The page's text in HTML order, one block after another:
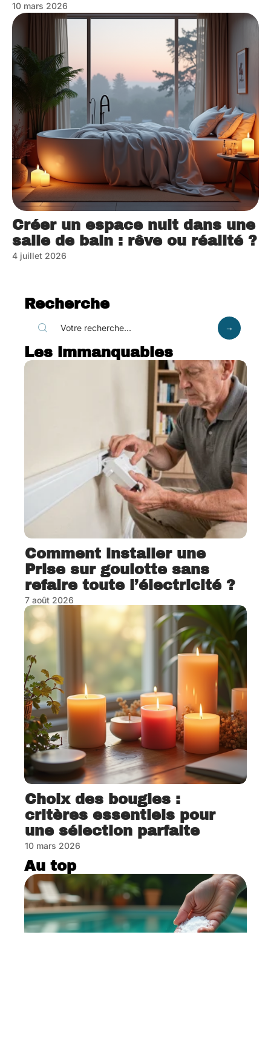
10 mars 2026
Créer un espace nuit dans une
salle de bain : rêve ou réalité ?
4 juillet 2026
Recherche
Les immanquables
Comment installer une
Prise sur goulotte sans
refaire toute l’électricité ?
7 août 2026
Choix des bougies :
critères essentiels pour
une sélection parfaite
10 mars 2026
Au top